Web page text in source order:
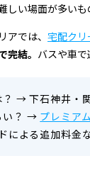
い場面が多いも
アでは、 宅配クリ
結。 バスや車で
→下石神井・
？ → プレミア
による追加料金